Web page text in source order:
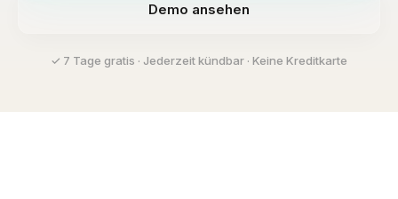
Demo ansehen
✓ 7 Tage gratis · Jederzeit kündbar · Keine Kreditkarte